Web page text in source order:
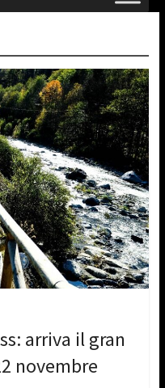
arriva il gran
novembre